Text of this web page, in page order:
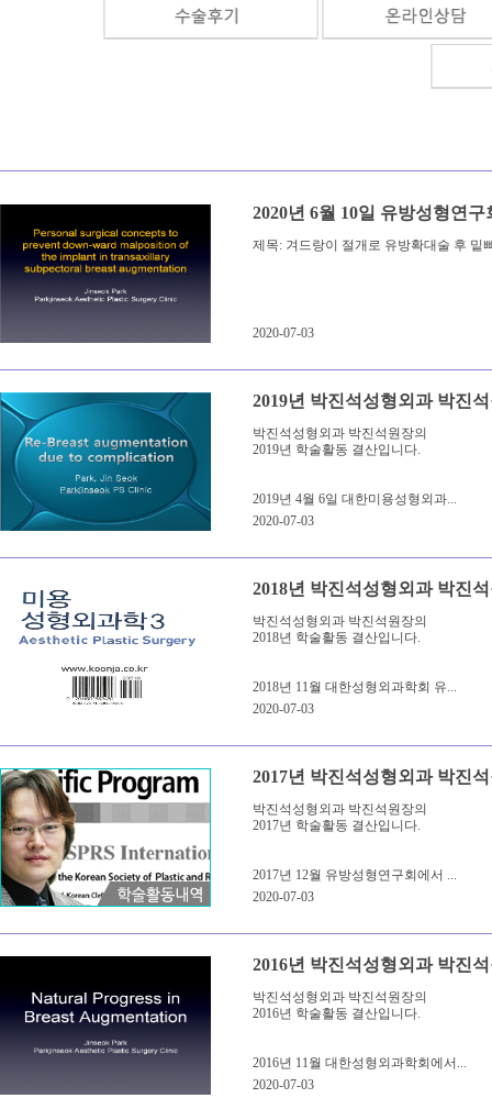
2020년 6월 10일 유방성형연
제목: 겨드랑이 절개로 유방확대술 후 밑
2020-07-03
2019년 박진석성형외과 박진
박진석성형외과 박진석원장의
2019년 학술활동 결산입니다.
2019년 4월 6일 대한미용성형외과...
2020-07-03
2018년 박진석성형외과 박진
박진석성형외과 박진석원장의
2018년 학술활동 결산입니다.
2018년 11월 대한성형외과학회 유...
2020-07-03
2017년 박진석성형외과 박진
박진석성형외과 박진석원장의
2017년 학술활동 결산입니다.
2017년 12월 유방성형연구회에서 ...
2020-07-03
2016년 박진석성형외과 박진
박진석성형외과 박진석원장의
2016년 학술활동 결산입니다.
2016년 11월 대한성형외과학회에서...
2020-07-03